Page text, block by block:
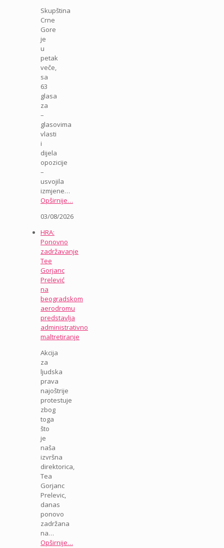
Skupština
Crne
Gore
je
u
petak
veče,
sa
63
glasa
za
–
glasovima
vlasti
i
dijela
opozicije
–
usvojila
izmjene…
Opširnije…
03/08/2026
HRA:
Ponovno
zadržavanje
Tee
Gorjanc
Prelević
na
beogradskom
aerodromu
predstavlja
administrativno
maltretiranje
Akcija
za
ljudska
prava
najoštrije
protestuje
zbog
toga
što
je
naša
izvršna
direktorica,
Tea
Gorjanc
Prelevic,
danas
ponovo
zadržana
na…
Opširnije…